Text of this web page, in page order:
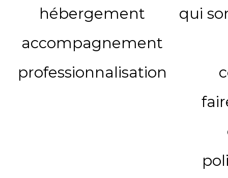
hébergement
accompagnement
professionnalisation
qui